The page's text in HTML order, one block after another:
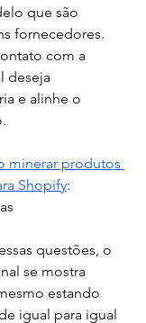
que são
fornecedores.
com a
deseja
e alinhe o
minerar produtos
Shopify:
questões, o
se mostra
estando
igual para igual